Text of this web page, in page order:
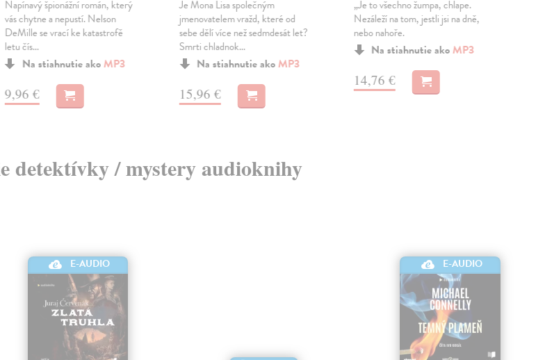
Napínavý špionážní román, který
vás chytne a nepustí. Nelson
DeMille se vrací ke katastrofě
letu čís...
Na stiahnutie akoMP3
9,96 €
Je Mona Lisa společným
jmenovatelem vražd, které od
sebe dělí více než sedmdesát let?
Smrti chladnok...
Na stiahnutie akoMP3
15,96 €
„Je to všechno žumpa, chlape.
Nezáleží na tom, jestli jsi na dně,
nebo nahoře.
Na stiahnutie akoMP3
14,76 €
detektívky / mystery audioknihy
E-AUDIO E-AUDIO